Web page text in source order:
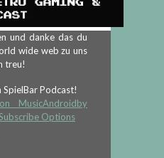
und danke das du
wide web zu uns
treu!
Podcast!
MusicAndroidby
Options